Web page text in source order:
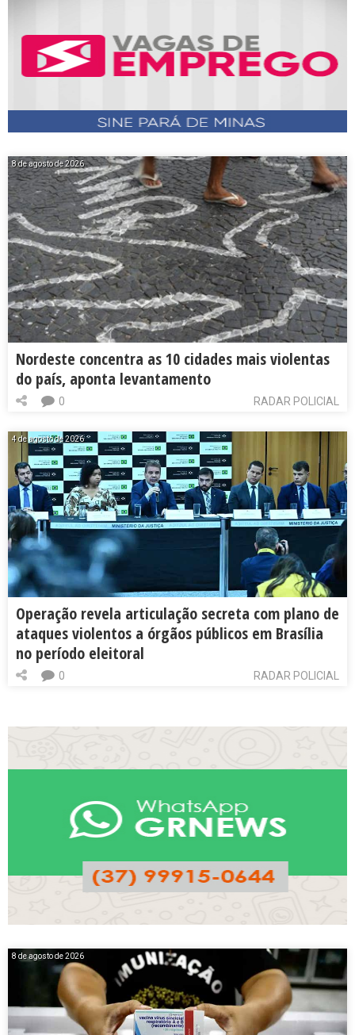
8 de agosto de 2026
Nordeste concentra as 10 cidades mais violentas
do país, aponta levantamento
RADAR POLICIAL
0
4 de agosto de 2026
Operação revela articulação secreta com plano de
ataques violentos a órgãos públicos em Brasília
no período eleitoral
RADAR POLICIAL
0
8 de agosto de 2026